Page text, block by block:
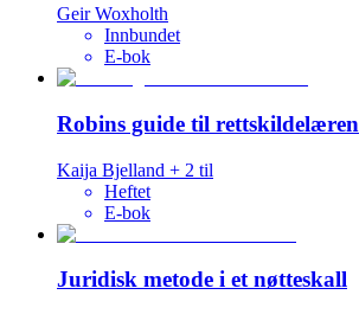
Geir Woxholth
Innbundet
E-bok
Robins guide til rettskildelæren
Kaija Bjelland + 2 til
Heftet
E-bok
Juridisk metode i et nøtteskall